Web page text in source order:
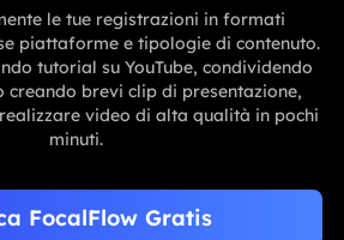
le tue registrazioni in formati
piattaforme e tipologie di contenuto.
tutorial su YouTube, condividendo
brevi clip di presentazione,
video di alta qualità in pochi
minuti.
FocalFlow Gratis